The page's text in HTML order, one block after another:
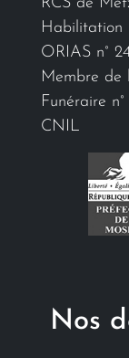
Habilitation
ORIAS n°
Membre de
Funéraire
CNIL
Nos